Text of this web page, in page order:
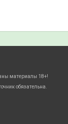
материалы 18+!
обязательна.